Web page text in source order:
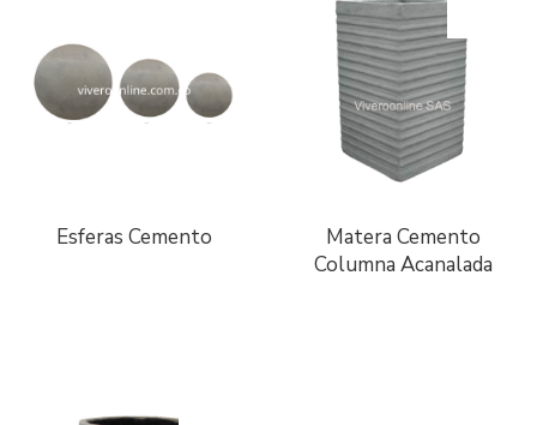
Esferas Cemento
Matera Cemento
Columna Acanalada